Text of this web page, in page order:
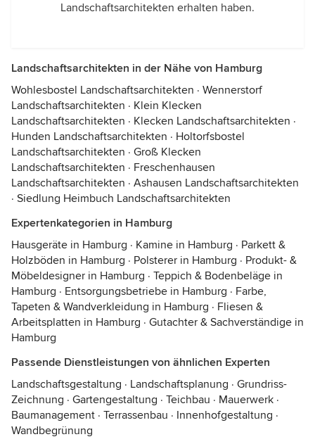
Landschaftsarchitekten erhalten haben.
Landschaftsarchitekten in der Nähe von Hamburg
Wohlesbostel Landschaftsarchitekten · Wennerstorf
Landschaftsarchitekten · Klein Klecken
Landschaftsarchitekten · Klecken Landschaftsarchitekten ·
Hunden Landschaftsarchitekten · Holtorfsbostel
Landschaftsarchitekten · Groß Klecken
Landschaftsarchitekten · Freschenhausen
Landschaftsarchitekten · Ashausen Landschaftsarchitekten
· Siedlung Heimbuch Landschaftsarchitekten
Expertenkategorien in Hamburg
Hausgeräte in Hamburg · Kamine in Hamburg · Parkett &
Holzböden in Hamburg · Polsterer in Hamburg · Produkt- &
Möbeldesigner in Hamburg · Teppich & Bodenbeläge in
Hamburg · Entsorgungsbetriebe in Hamburg · Farbe,
Tapeten & Wandverkleidung in Hamburg · Fliesen &
Arbeitsplatten in Hamburg · Gutachter & Sachverständige in
Hamburg
Passende Dienstleistungen von ähnlichen Experten
Landschaftsgestaltung · Landschaftsplanung · Grundriss-
Zeichnung · Gartengestaltung · Teichbau · Mauerwerk ·
Baumanagement · Terrassenbau · Innenhofgestaltung ·
Wandbegrünung